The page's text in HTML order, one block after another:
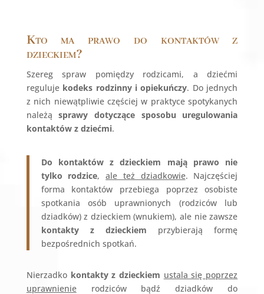
Kto ma prawo do kontaktów z
dzieckiem?
Szereg spraw pomiędzy rodzicami, a dziećmi
reguluje kodeks rodzinny i opiekuńczy. Do jednych
z nich niewątpliwie częściej w praktyce spotykanych
należąsprawy dotyczące sposobu uregulowania
kontaktów z dziećmi.
Do kontaktów z dzieckiem mają prawo nie
tylko rodzice,ale też dziadkowie. Najczęściej
forma kontaktów przebiega poprzez osobiste
spotkania osób uprawnionych (rodziców lub
dziadków) z dzieckiem (wnukiem), ale nie zawsze
kontakty z dzieckiem przybierają formę
bezpośrednich spotkań.
Nierzadko kontakty z dzieckiem ustala się poprzez
uprawnienierodziców bądź dziadków do